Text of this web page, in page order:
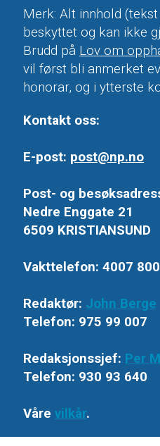
Merk: Alt innhold
beskyttet og kan ikke
Brudd på Lov om
vil først bli anmerket
honorar, og i ytterste
Kontakt oss:
E-post: post@np.no
Post- og
Nedre Enggate 21
6509 KRISTIANSUND
Vakttelefon: 4007
Redaktør: John Berge
Telefon: 975 99 007
Redaksjonssjef: Per
Telefon: 930 93 640
Vårevilkår.